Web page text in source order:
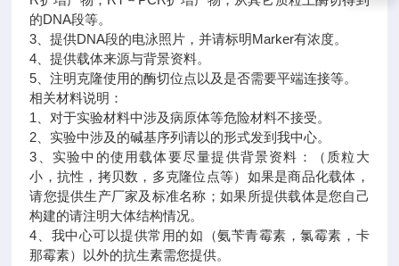
的DNA段等。
3、提供DNA段的电泳照片，并请标明Marker有浓度。
4、提供载体来源与背景资料。
5、注明克隆使用的酶切位点以及是否需要平端连接等。
相关材料说明：
1、对于实验材料中涉及病原体等危险材料不接受。
2、实验中涉及的碱基序列请以的形式发到我中心。
3、实验中的使用载体要尽量提供背景资料：（质粒大
小，抗性，拷贝数，多克隆位点等）如果是商品化载体，
请您提供生产厂家及标准名称；如果所提供载体是您自己
构建的请注明大体结构情况。
4、我中心可以提供常用的如（氨苄青霉素，氯霉素，卡
那霉素）以外的抗生素需您提供。